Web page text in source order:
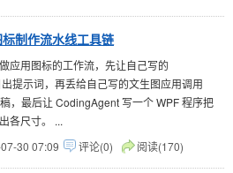
制作流水线工具链
应用图标的工作流，先让自己写的
提示词，再丢给自己写的文生图应用调用
，最后让 CodingAgent 写一个 WPF 程序把
各尺寸。 ...
30 07:09 评论(0) 阅读(170)